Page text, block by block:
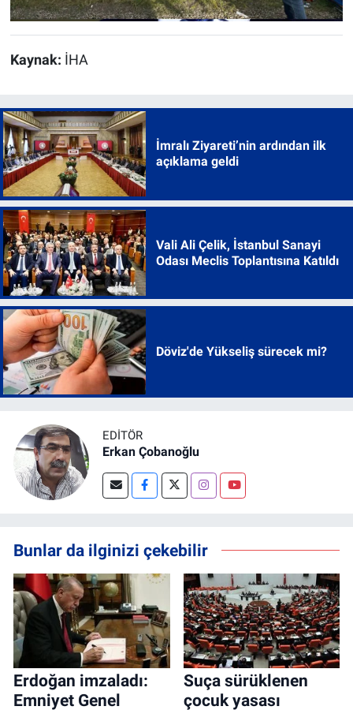
Kaynak: İHA
İmralı Ziyareti’nin ardından ilk
açıklama geldi
Vali Ali Çelik, İstanbul Sanayi
Odası Meclis Toplantısına Katıldı
Döviz'de Yükseliş sürecek mi?
EDITÖR
Erkan Çobanoğlu
Bunlar da ilginizi çekebilir
Erdoğan imzaladı:
Emniyet Genel
Suça sürüklenen
çocuk yasası